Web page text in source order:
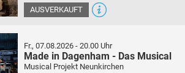
AUSVERKAUFT
Fr., 07.08.2026 - 20.00 Uhr
Made in Dagenham - Das Musical
Musical Projekt Neunkirchen